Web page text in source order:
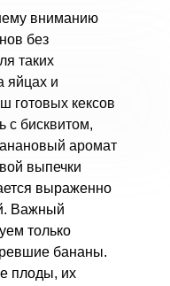
вниманию
без
таких
яйцах и
готовых кексов
с бисквитом,
аромат
выпечки
выраженно
Важный
только
бананы.
плоды, их